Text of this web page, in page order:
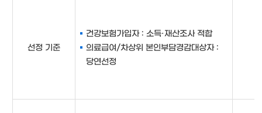
선정 기준
건강보험가입자 : 소득·재산조사 적합
의료급여/차상위 본인부담경감대상자 :
당연선정